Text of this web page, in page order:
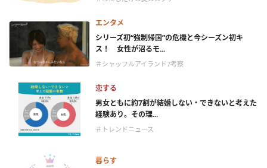
エンタメ
シリーズ初“強制帰国”の危機と今シーズン初キ
ス！ 女性が沼るモ...
＃シャッフルアイランド7考察
恋する
男女ともに約7割が結婚しない・できないと考えた
経験あり。その理...
＃トレンドニュース
暮らす